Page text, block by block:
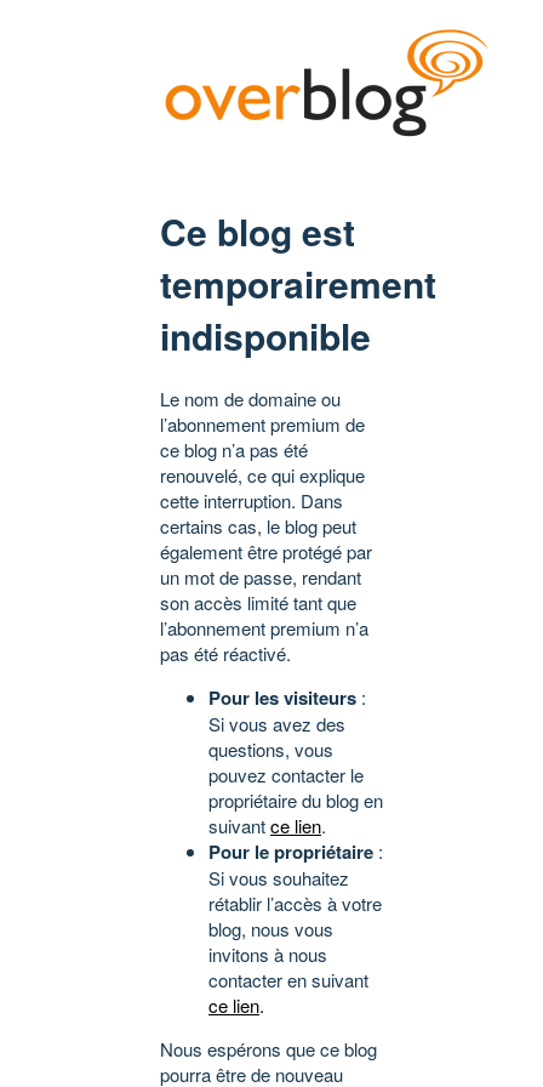
Ce blog est
temporairement
indisponible
Le nom de domaine ou
l’abonnement premium de
ce blog n’a pas été
renouvelé, ce qui explique
cette interruption. Dans
certains cas, le blog peut
également être protégé par
un mot de passe, rendant
son accès limité tant que
l’abonnement premium n’a
pas été réactivé.
Pour les visiteurs :
Si vous avez des
questions, vous
pouvez contacter le
propriétaire du blog en
suivantce lien.
Pour le propriétaire :
Si vous souhaitez
rétablir l’accès à votre
blog, nous vous
invitons à nous
contacter en suivant
ce lien.
Nous espérons que ce blog
pourra être de nouveau